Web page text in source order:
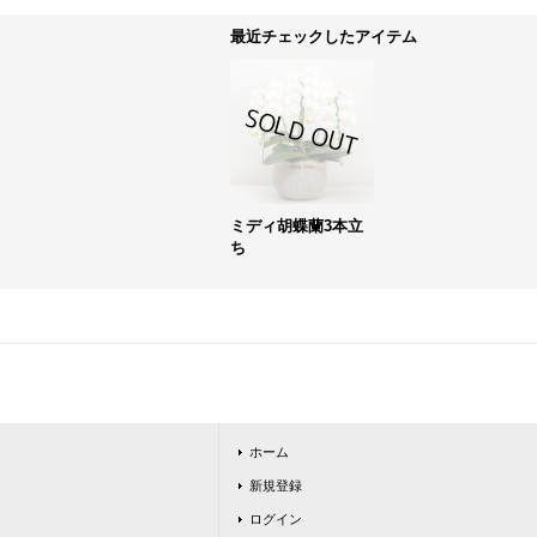
最近チェックしたアイテム
ミディ胡蝶蘭3本立
ち
ホーム
新規登録
ログイン